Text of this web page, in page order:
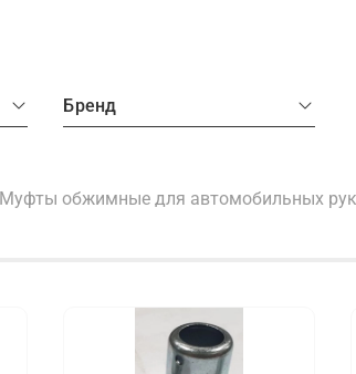
Бренд
Муфты обжимные для автомобильных